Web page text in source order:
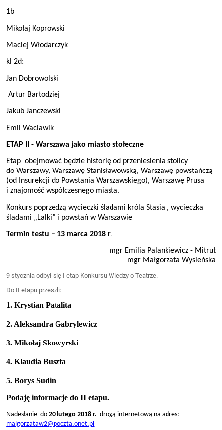
1b
Mikołaj Koprowski
Maciej Włodarczyk
kl 2d:
Jan Dobrowolski
Artur Bartodziej
Jakub Janczewski
Emil Waclawik
ETAP II - Warszawa jako miasto stołeczne
Etapobejmować będzie historię od przeniesienia stolicy
do Warszawy, Warszawę Stanisławowską, Warszawę powstańczą
(od Insurekcji do Powstania Warszawskiego), Warszawę Prusa
i znajomość współczesnego miasta.
Konkurs poprzedzą wycieczki śladami króla Stasia , wycieczka
śladami „Lalki” i powstań w Warszawie
Termin testu – 13 marca 2018 r.
mgr Emilia Palankiewicz - Mitrut
mgr Małgorzata Wysieńska
9 stycznia odbył się I etap Konkursu Wiedzy o Teatrze.
Do II etapu przeszli:
1. Krystian Patalita
2. Aleksandra Gabrylewicz
3. Mikołaj Skowyrski
4. Klaudia Buszta
5. Borys Sudin
Podaję informacje do II etapu.
Nadesłanie do20 lutego 2018 r. drogą internetową na adres:
malgorzataw2@poczta.onet.pl